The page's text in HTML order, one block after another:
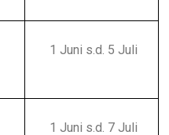
1 Juni s.d. 5 Juli
1 Juni s.d. 7 Juli